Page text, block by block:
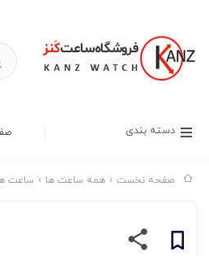
دسته بندی
صفحه نخست همه ساعت ها ساعت